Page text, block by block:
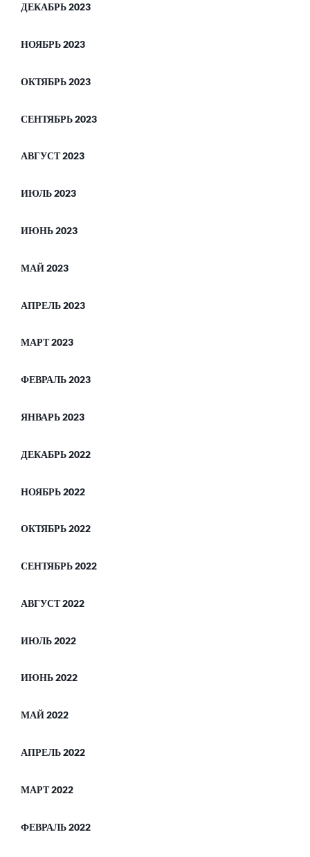
ДЕКАБРЬ 2023
НОЯБРЬ 2023
ОКТЯБРЬ 2023
СЕНТЯБРЬ 2023
АВГУСТ 2023
ИЮЛЬ 2023
ИЮНЬ 2023
МАЙ 2023
АПРЕЛЬ 2023
МАРТ 2023
ФЕВРАЛЬ 2023
ЯНВАРЬ 2023
ДЕКАБРЬ 2022
НОЯБРЬ 2022
ОКТЯБРЬ 2022
СЕНТЯБРЬ 2022
АВГУСТ 2022
ИЮЛЬ 2022
ИЮНЬ 2022
МАЙ 2022
АПРЕЛЬ 2022
МАРТ 2022
ФЕВРАЛЬ 2022